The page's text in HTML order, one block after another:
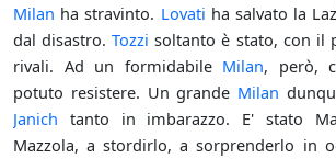
Milan ha stravinto. Lovati ha salvato la
dal disastro.Tozzi soltanto è stato, con il
rivali. Ad un formidabile Milan, però,
potuto resistere. Un grande Milan
Janich tanto in imbarazzo. E' stato
Mazzola, a stordirlo, a sorprenderlo in